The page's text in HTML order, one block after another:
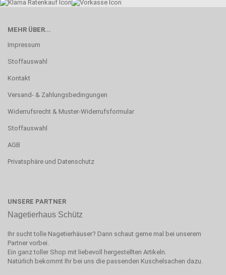
MEHR ÜBER...
Impressum
Stoffauswahl
Kontakt
Versand- & Zahlungsbedingungen
Widerrufsrecht & Muster-Widerrufsformular
Stoffauswahl
AGB
Privatsphäre und Datenschutz
UNSERE PARTNER
Nagetierhaus Schütz
Ihr sucht tolle Nagetierhäuser? Dann schaut gerne mal bei unserem
Partner vorbei.
Ein ganz toller Shop mit liebevoll hergestellten Artikeln.
Natürlich bekommt Ihr bei uns die passenden Kuschelsachen dazu.